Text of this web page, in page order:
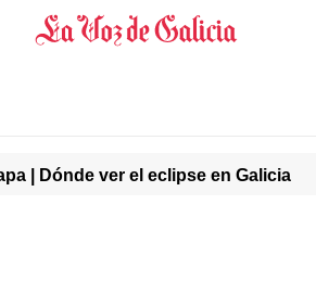
| Dónde ver el eclipse en Galicia